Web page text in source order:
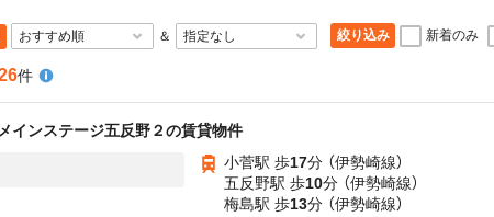
＆ 絞り込み 新着のみ
件
メインステージ五反野２の賃貸物件
小菅駅 歩17分 （伊勢崎線）
五反野駅 歩10分 （伊勢崎線）
梅島駅 歩13分 （伊勢崎線）